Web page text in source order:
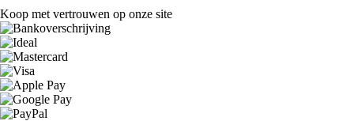
Koop met vertrouwen op onze site